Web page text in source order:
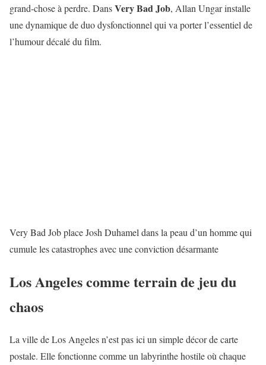
grand-chose à perdre. DansVery Bad Job, Allan Ungar installe
une dynamique de duo dysfonctionnel qui va porter l’essentiel de
l’humour décalé du film.
Very Bad Job place Josh Duhamel dans la peau d’un homme qui
cumule les catastrophes avec une conviction désarmante
Los Angeles comme terrain de jeu du
chaos
La ville de Los Angeles n’est pas ici un simple décor de carte
postale. Elle fonctionne comme un labyrinthe hostile où chaque